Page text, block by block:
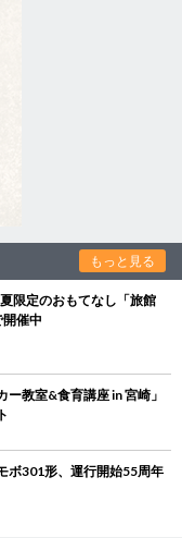
もっと見る
限定のおもてなし「旅館
催中
教室&食育講座 in 宮崎」
ボ301形、運行開始55周年